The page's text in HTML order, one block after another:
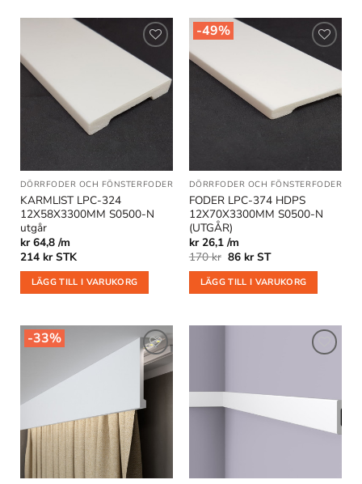
Lägg till
önskelistan
DÖRRFODER OCH FÖNSTERFODER
KARMLIST LPC-324
12X58X3300MM S0500-N
utgår
kr 64,8 /m
214 kr STK
LÄGG TILL I VARUKORG
-49%
önskelistan
DÖRRFODER OCH FÖNSTERFODER
FODER LPC-374 HDPS
12X70X3300MM S0500-N
(UTGÅR)
kr 26,1 /m
170kr Det
ursprungliga
priset
var:
170 kr.
86 krDet
nuvarande
priset
är:
86 kr.
ST
LÄGG TILL I VARUKORG
-33%
Lägg till
önskelistan